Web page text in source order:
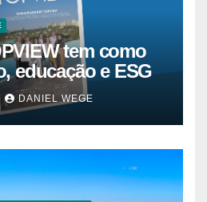
tem como
educação e ESG
DANIEL WEGE